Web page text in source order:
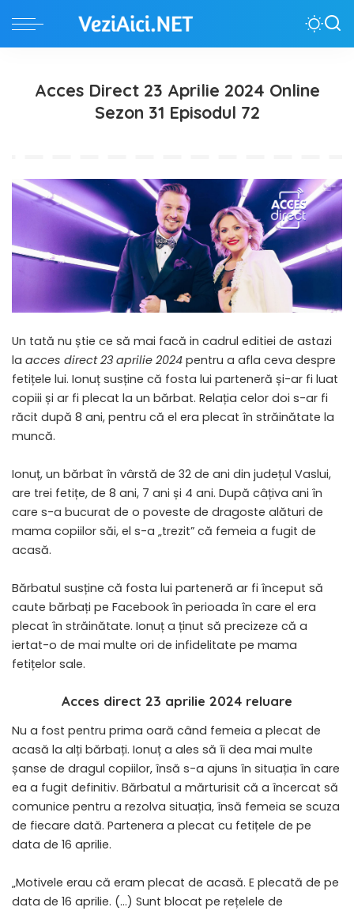
Acces Direct 23 Aprilie 2024 Online
Sezon 31 Episodul 72
Un tată nu știe ce să mai facă in cadrul editiei de astazi
la acces direct 23 aprilie 2024 pentru a afla ceva despre
fetițele lui. Ionuț susține că fosta lui parteneră și-ar fi luat
copiii și ar fi plecat la un bărbat. Relația celor doi s-ar fi
răcit după 8 ani, pentru că el era plecat în străinătate la
muncă.
Ionuț, un bărbat în vârstă de 32 de ani din județul Vaslui,
are trei fetițe, de 8 ani, 7 ani și 4 ani. După câțiva ani în
care s-a bucurat de o poveste de dragoste alături de
mama copiilor săi, el s-a „trezit” că femeia a fugit de
acasă.
Bărbatul susține că fosta lui parteneră ar fi început să
caute bărbați pe Facebook în perioada în care el era
plecat în străinătate. Ionuț a ținut să precizeze că a
iertat-o de mai multe ori de infidelitate pe mama
fetițelor sale.
Acces direct 23 aprilie 2024 reluare
Nu a fost pentru prima oară când femeia a plecat de
acasă la alți bărbați. Ionuț a ales să îi dea mai multe
șanse de dragul copiilor, însă s-a ajuns în situația în care
ea a fugit definitiv. Bărbatul a mărturisit că a încercat să
comunice pentru a rezolva situația, însă femeia se scuza
de fiecare dată. Partenera a plecat cu fetițele de pe
data de 16 aprilie.
„Motivele erau că eram plecat de acasă. E plecată de pe
data de 16 aprilie. (…) Sunt blocat pe rețelele de